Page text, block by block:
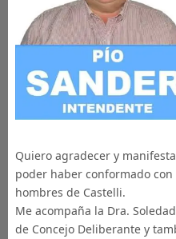
Quiero agradecer y
poder haber conformado
hombres de Castelli.
Me acompaña la Dra.
de Concejo Deliberante y